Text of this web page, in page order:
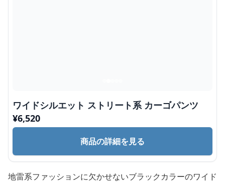
ワイドシルエット ストリート系 カーゴパンツ
¥6,520
商品の詳細を見る
地雷系ファッションに欠かせないブラックカラーのワイド